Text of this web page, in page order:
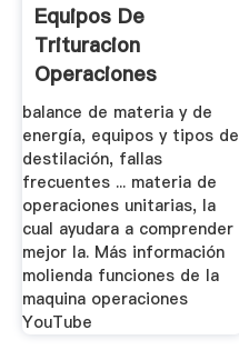
Equipos De
Trituracion
Operaciones
Unitarias
balance de materia y de
energía, equipos y tipos de
destilación, fallas
frecuentes ... materia de
operaciones unitarias, la
cual ayudara a comprender
mejor la. Más información
molienda funciones de la
maquina operaciones
YouTube